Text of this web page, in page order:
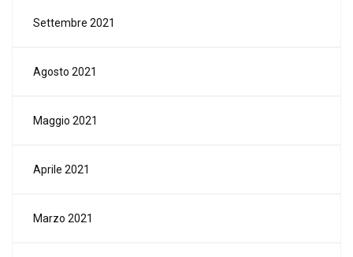
Settembre 2021
Agosto 2021
Maggio 2021
Aprile 2021
Marzo 2021